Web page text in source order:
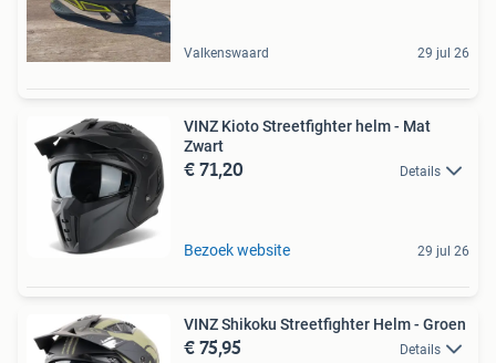
Valkenswaard 29 jul 26
VINZ Kioto Streetfighter helm - Mat
Zwart
€ 71,20 Details
Bezoek website 29 jul 26
VINZ Shikoku Streetfighter Helm - Groen
€ 75,95 Details